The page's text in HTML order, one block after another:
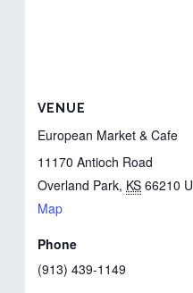
VENUE
European Market & Cafe
11170 Antioch Road
Overland Park, KS 66210
Map
Phone
(913) 439-1149